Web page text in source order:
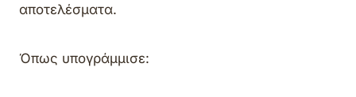
αποτελέσματα.
Όπως υπογράμμισε: